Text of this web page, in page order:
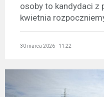
osoby to kandydaci z
kwietnia
30 marca 2026 - 11:22